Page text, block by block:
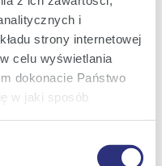
i
strony internetowej
celu wyświetlania
dokonacie Państwo
w jaki sposób
znajdziecie
ENEA S.A.
Walnego